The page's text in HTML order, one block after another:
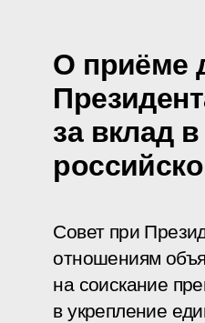
О приёме
за вклад
Совет при
отношениям
на соискание
в укрепление